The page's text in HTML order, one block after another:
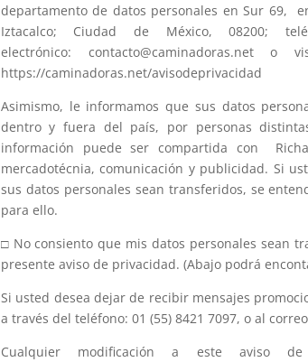
departamento de datos personales en Sur 69,
Iztacalco; Ciudad de México, 08200;
electrónico: contacto@caminadoras.net
https://caminadoras.net/avisodeprivacidad
Asimismo, le informamos que sus datos
dentro y fuera del país, por personas
información puede ser compartida con
mercadotécnia, comunicación y publicidad. Si
sus datos personales sean transferidos, se
para ello.
□ No consiento que mis datos personales sean
presente aviso de privacidad. (Abajo podrá
Si usted desea dejar de recibir mensajes
a través del teléfono: 01 (55) 8421 7097, o al
Cualquier modificación a este aviso